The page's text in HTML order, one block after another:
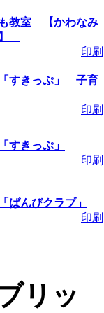
教室 【かわなみ
】
印刷
すきっぷ」 子育
印刷
すきっぷ」
印刷
ばんびクラブ」
印刷
リッ